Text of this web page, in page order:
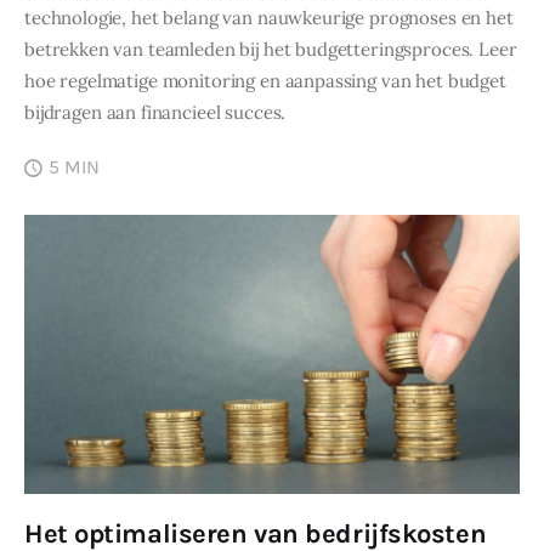
technologie, het belang van nauwkeurige prognoses en het
betrekken van teamleden bij het budgetteringsproces. Leer
hoe regelmatige monitoring en aanpassing van het budget
bijdragen aan financieel succes.
5 MIN
Het optimaliseren van bedrijfskosten